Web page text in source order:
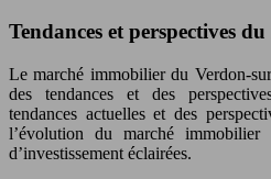
Tendances et perspectives
Le marché immobilier du Verdon-
des tendances et des
tendances actuelles et des
l’évolution du marché
d’investissement éclairées.